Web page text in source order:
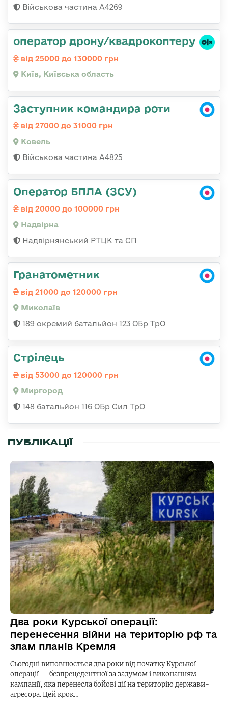
Військова частина А4269
оператор дрону/квадрокоптеру
від 25000 до 130000 грн
Київ, Київська область
Заступник командира роти
від 27000 до 31000 грн
Ковель
Військова частина А4825
Оператор БПЛА (ЗСУ)
від 20000 до 100000 грн
Надвірна
Надвірнянський РТЦК та СП
Гранатометник
від 21000 до 120000 грн
Миколаїв
189 окремий батальйон 123 ОБр ТрО
Стрілець
від 53000 до 120000 грн
Миргород
148 батальйон 116 ОБр Сил ТрО
ПУБЛІКАЦІЇ
Два роки Курської операції:
перенесення війни на територію рф та
злам планів Кремля
Сьогодні виповнюється два роки від початку Курської
операції — безпрецедентної за задумом і виконанням
кампанії, яка перенесла бойові дії на територію держави-
агресора. Цей крок…